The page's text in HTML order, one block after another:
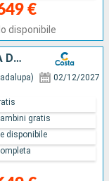
€
disponibile
ANTILLE, ISOLE VERGINI, REPUBBLICA DOMINICANA
02/12/2027
gratis
disponibile